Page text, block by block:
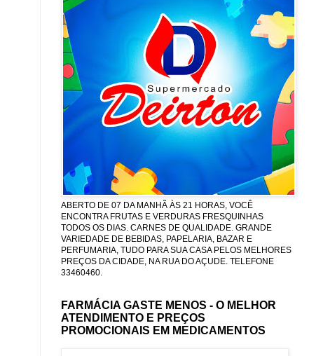
ABERTO DE 07 DA MANHÃ ÀS 21 HORAS, VOCÊ
ENCONTRA FRUTAS E VERDURAS FRESQUINHAS
TODOS OS DIAS. CARNES DE QUALIDADE. GRANDE
VARIEDADE DE BEBIDAS, PAPELARIA, BAZAR E
PERFUMARIA, TUDO PARA SUA CASA PELOS MELHORES
PREÇOS DA CIDADE, NA RUA DO AÇUDE. TELEFONE
33460460.
FARMÁCIA GASTE MENOS - O MELHOR
ATENDIMENTO E PREÇOS
PROMOCIONAIS EM MEDICAMENTOS